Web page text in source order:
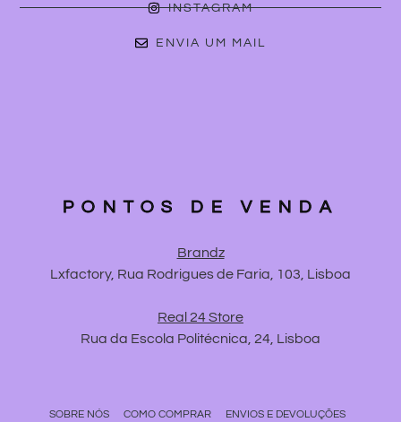
INSTAGRAM
ENVIA UM MAIL
PONTOS DE VENDA
Brandz
Lxfactory, Rua Rodrigues de Faria, 103, Lisboa
Real 24 Store
Rua da Escola Politécnica, 24, Lisboa
SOBRE NÓS COMO COMPRAR ENVIOS E DEVOLUÇÕES